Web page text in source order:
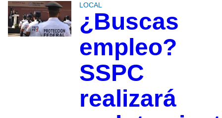
LOCAL
¿Buscas
empleo?
SSPC
realizará